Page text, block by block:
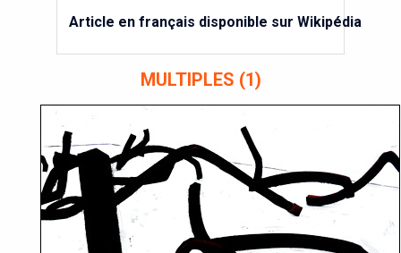
Article en français disponible sur Wikipédia
MULTIPLES (1)